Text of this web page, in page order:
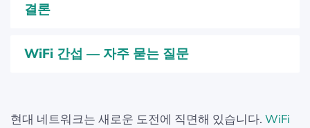
결론
WiFi 간섭 — 자주 묻는 질문
현대 네트워크는 새로운 도전에 직면해 있습니다. WiFi